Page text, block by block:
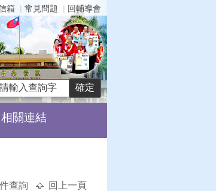
箱 常見問題 回輔導會
相關連結
查詢 回上一頁